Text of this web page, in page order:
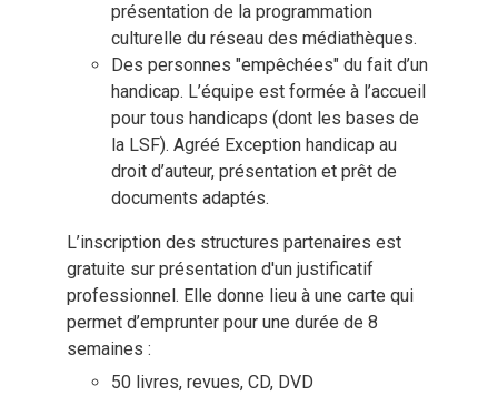
présentation de la programmation
culturelle du réseau des médiathèques.
Des personnes "empêchées" du fait d’un
handicap. L’équipe est formée à l’accueil
pour tous handicaps (dont les bases de
la LSF). Agréé Exception handicap au
droit d’auteur, présentation et prêt de
documents adaptés.
L’inscription des structures partenaires est
gratuite sur présentation d'un justificatif
professionnel. Elle donne lieu à une carte qui
permet d’emprunter pour une durée de 8
semaines :
50 livres, revues, CD, DVD